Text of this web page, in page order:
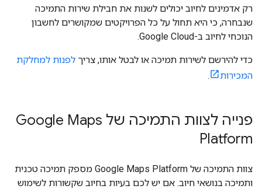
רק אדמינים לחיוב יכולים לשנות את חבילת שירות התמיכה
שנבחרה, כי היא תחול על כל הפרויקטים שמקושרים לחשבון
הנוכחי לחיוב ב-Google Cloud.
כדי להירשם לשירות תמיכה או לבטל אותו, צריך לפנות למחלקת
המכירות
.
פנייה לצוות התמיכה של Google Maps
Platform
צוות התמיכה של Google Maps Platform מספק תמיכה טכנית
ותמיכה בנושאי חיוב. אם יש לכם בעיות בחיוב שקשורות לשימוש